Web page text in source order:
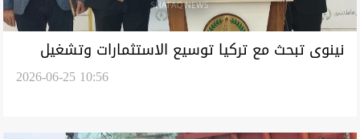
نينوى تبحث مع تركيا توسيع الاستثمارات وتشغيل
2026-06-25 10:56